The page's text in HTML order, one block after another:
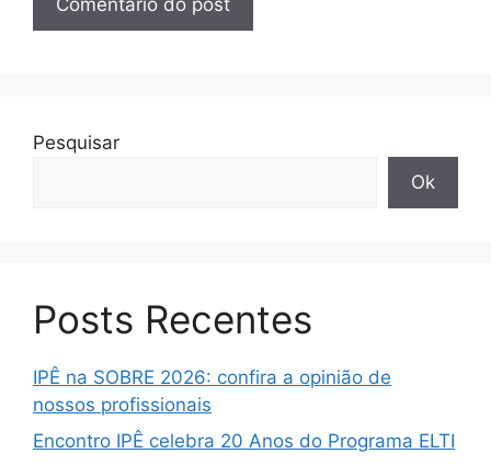
Pesquisar
Ok
Posts Recentes
IPÊ na SOBRE 2026: confira a opinião de
nossos profissionais
Encontro IPÊ celebra 20 Anos do Programa ELTI